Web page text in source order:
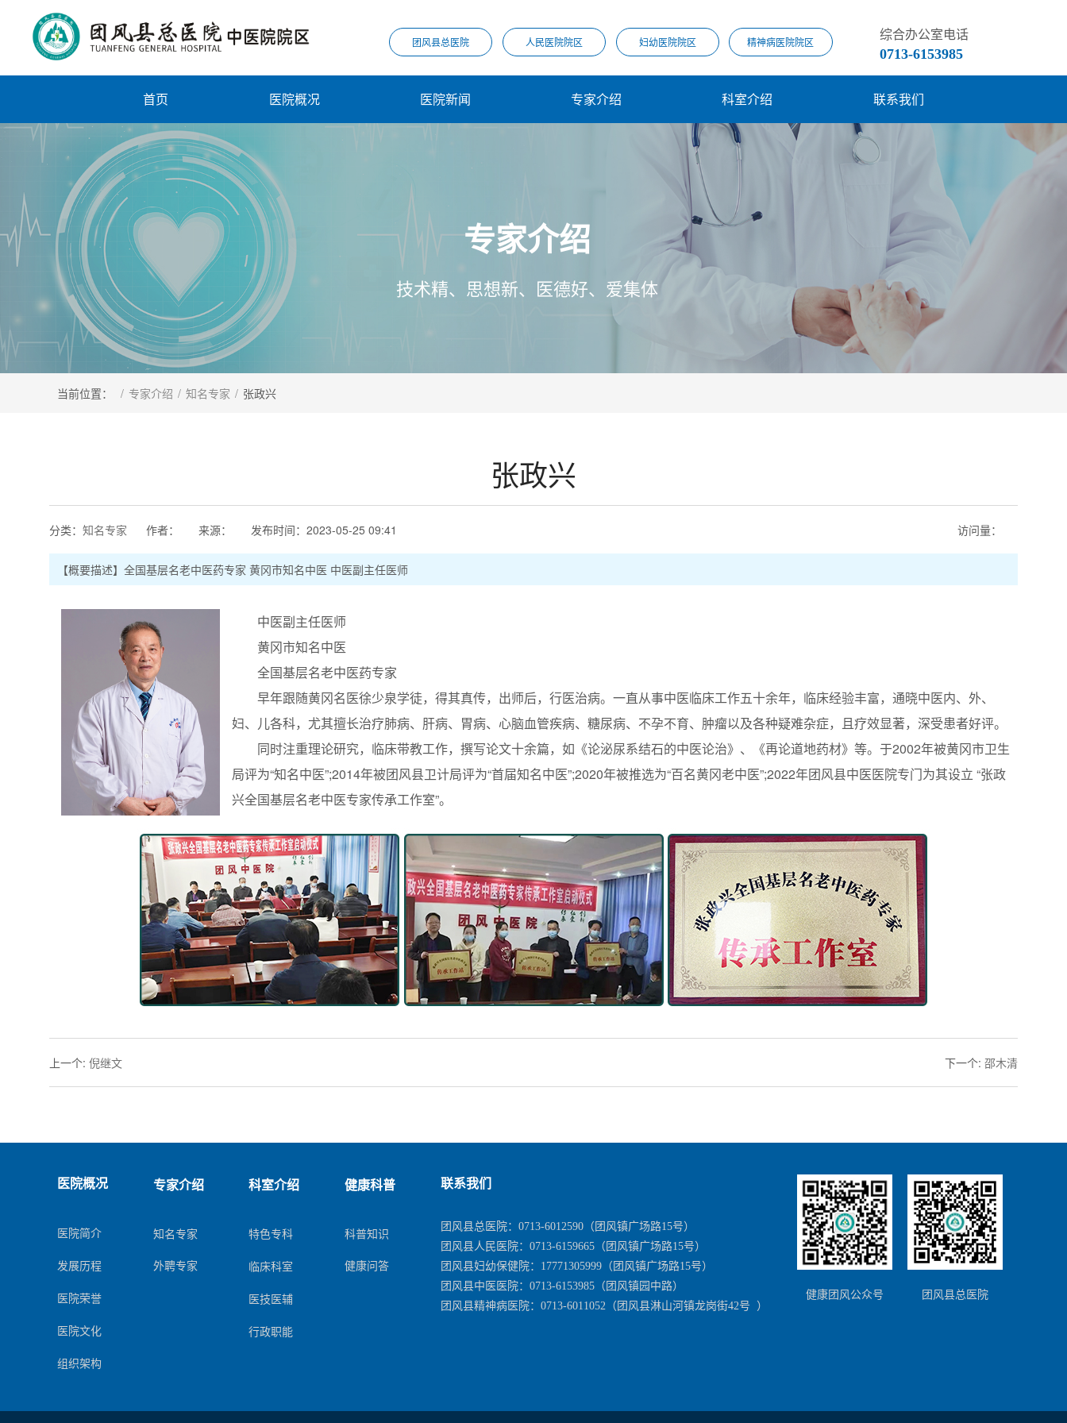
团风县总医院 人民医院院区 妇幼医院院区 精神病医院院区
综合办公室电话
0713-6153985
首页 医院概况 医院新闻 专家介绍 科室介绍 联系我们
专家介绍
技术精、思想新、医德好、爱集体
当前位置： / 专家介绍 / 知名专家 / 张政兴
张政兴
分类： 知名专家 作者： 来源： 发布时间： 2023-05-25 09:41 访问量：
【概要描述】 全国基层名老中医药专家 黄冈市知名中医 中医副主任医师
中医副主任医师
黄冈市知名中医
全国基层名老中医药专家
早年跟随黄冈名医徐少泉学徒，得其真传，出师后，行医治病。一直从事中医临床工作五十余年，临床经验丰富，通晓中医内、外、
妇、儿各科，尤其擅长治疗肺病、肝病、胃病、心脑血管疾病、糖尿病、不孕不育、肿瘤以及各种疑难杂症，且疗效显著，深受患者好评。
同时注重理论研究，临床带教工作，撰写论文十余篇，如《论泌尿系结石的中医论治》、《再论道地药材》等。于2002年被黄冈市卫生
局评为“知名中医”;2014年被团风县卫计局评为“首届知名中医”;2020年被推选为“百名黄冈老中医”;2022年团风县中医医院专门为其设立 “张政
兴全国基层名老中医专家传承工作室”。
上一个: 倪继文 下一个: 邵木清
医院概况
医院简介
发展历程
医院荣誉
医院文化
组织架构
专家介绍
知名专家
外聘专家
科室介绍
特色专科
临床科室
医技医辅
行政职能
健康科普
科普知识
健康问答
联系我们
团风县总医院： 0713-6012590（团风镇广场路15号）
团风县人民医院： 0713-6159665（团风镇广场路15号）
团风县妇幼保健院： 17771305999（团风镇广场路15号）
团风县中医医院： 0713-6153985（团风镇园中路）
团风县精神病医院： 0713-6011052（团风县淋山河镇龙岗街42号 ）
健康团风公众号 团风县总医院